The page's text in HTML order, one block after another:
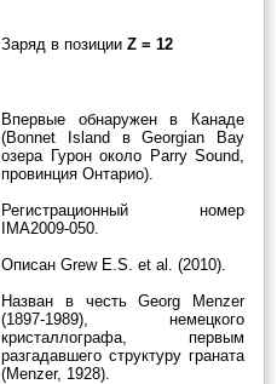
Заряд в позиции Z = 12
Впервые обнаружен в Канаде
(Bonnet Island в Georgian Bay
озера Гурон около Parry Sound,
провинция Онтарио).
Регистрационный номер
IMA2009-050.
Описан Grew E.S. et al. (2010).
Назван в честь Georg Menzer
(1897-1989), немецкого
кристаллографа, первым
разгадавшего структуру граната
(Menzer, 1928).